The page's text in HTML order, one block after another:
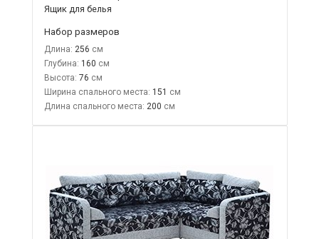
Ящик для белья
Набор размеров
Длина: 256
Глубина: 160
Высота: 76
Ширина спального места: 151
Длина спального места: 200